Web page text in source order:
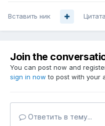
Вставить ник Цитата
Join the
You can post now and
sign in now to post with your
Ответить в тему...